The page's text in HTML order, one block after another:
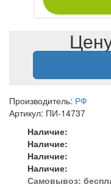
Производитель: РФ
Артикул: ПИ-14737
Наличие:
Наличие:
Наличие:
Наличие:
Самовывоз: